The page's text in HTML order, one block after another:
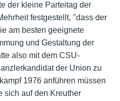
der kleine Parteitag der
festgestellt, "dass der
am besten geeignete
und Gestaltung der
also mit dem CSU-
der Union zu
1976 anführen müssen
sich auf den Kreuther